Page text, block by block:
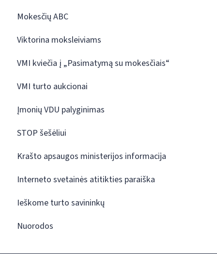
Mokesčių ABC
Viktorina moksleiviams
VMI kviečia į „Pasimatymą su mokesčiais“
VMI turto aukcionai
Įmonių VDU palyginimas
STOP šešėliui
Krašto apsaugos ministerijos informacija
Interneto svetainės atitikties paraiška
Ieškome turto savininkų
Nuorodos